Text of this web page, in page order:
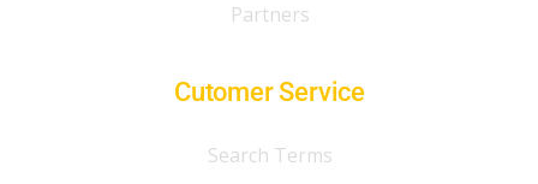
Partners
Cutomer Service
Search Terms